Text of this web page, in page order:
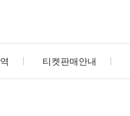
티켓판매안내